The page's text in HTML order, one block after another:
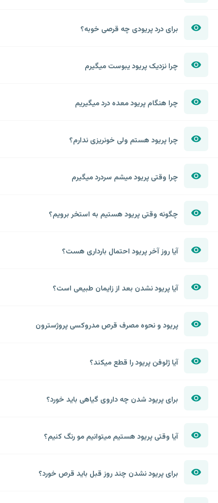
برای درد پریودی چه قرصی خوبه؟
چرا نزدیک پریود یبوست میگیرم
چرا هنگام پریود معده درد میگیریم
چرا پریود هستم ولی خونریزی ندارم؟
چرا وقتی پریود میشم سردرد میگیرم
چگونه وقتی پریود هستیم به استخر برویم؟
آیا روز آخر پریود احتمال بارداری هست؟
آیا پریود نشدن بعد از زایمان طبیعی است؟
پریود و نحوه مصرف قرص مدروکسی پروژسترون
آیا ژلوفن پریود را قطع میکند؟
برای پریود شدن چه داروی گیاهی باید خورد؟
آیا وقتی پریود هستیم میتوانیم مو رنگ کنیم؟
برای پریود نشدن چند روز قبل باید قرص خورد؟